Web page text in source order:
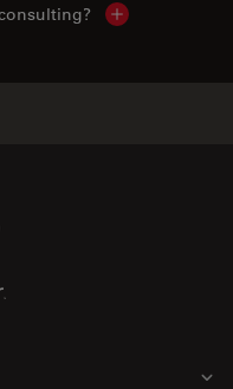
Show local
Logo